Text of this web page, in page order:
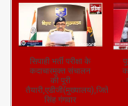
सिपाही भर्ती परीक्षा के
कदाचारमुक्त संचालन
की पूरी
तैयारी,एडीजी(मुख्यालय),जितेंद्र
सिंह गंगवार